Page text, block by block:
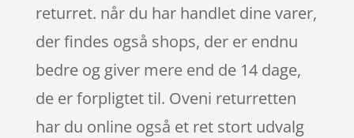
returret. når du har handlet dine varer,
der findes også shops, der er endnu
bedre og giver mere end de 14 dage,
de er forpligtet til. Oveni returretten
har du online også et ret stort udvalg